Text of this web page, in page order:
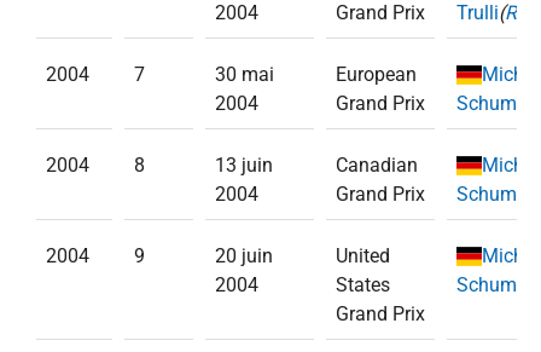
2004
Grand Prix
Trulli(
2004 7
30 mai
2004
European
Grand Prix
2004 8
13 juin
2004
Canadian
Grand Prix
2004 9
20 juin
2004
United
States
Grand Prix